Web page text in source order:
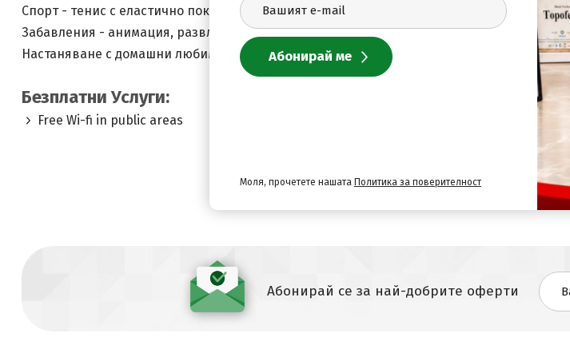
Спорт - тенис с еластично покритие, ракети - срещу депозит; баскетбол; плажен
Забавления - анимация, развлекателни програми
Настаняване с домашни любимци не е позволено.
Безплатни Услуги:
Free Wi-fi in public areas
Абонирай се за най-добрите оферти
Моля, прочетете нашата Политика за поверителност